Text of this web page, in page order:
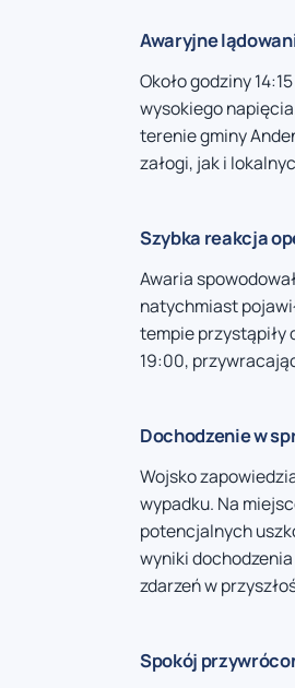
Awaryjne
Około godziny
wysokiego
terenie gminy
załogi, jak i
Szybka reakcja
Awaria
natychmiast
tempie przystąpiły
19:00,
Dochodzenie w
Wojsko
wypadku. Na
potencjalnych
wyniki
zdarzeń w
Spokój